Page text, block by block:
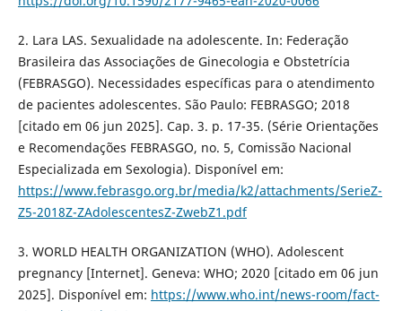
2. Lara LAS. Sexualidade na adolescente. In: Federação
Brasileira das Associações de Ginecologia e Obstetrícia
(FEBRASGO). Necessidades específicas para o atendimento
de pacientes adolescentes. São Paulo: FEBRASGO; 2018
[citado em 06 jun 2025]. Cap. 3. p. 17-35. (Série Orientações
e Recomendações FEBRASGO, no. 5, Comissão Nacional
Especializada em Sexologia). Disponível em:
https://www.febrasgo.org.br/media/k2/attachments/SerieZ-
Z5-2018Z-ZAdolescentesZ-ZwebZ1.pdf
3. WORLD HEALTH ORGANIZATION (WHO). Adolescent
pregnancy [Internet]. Geneva: WHO; 2020 [citado em 06 jun
2025]. Disponível em: https://www.who.int/news-room/fact-